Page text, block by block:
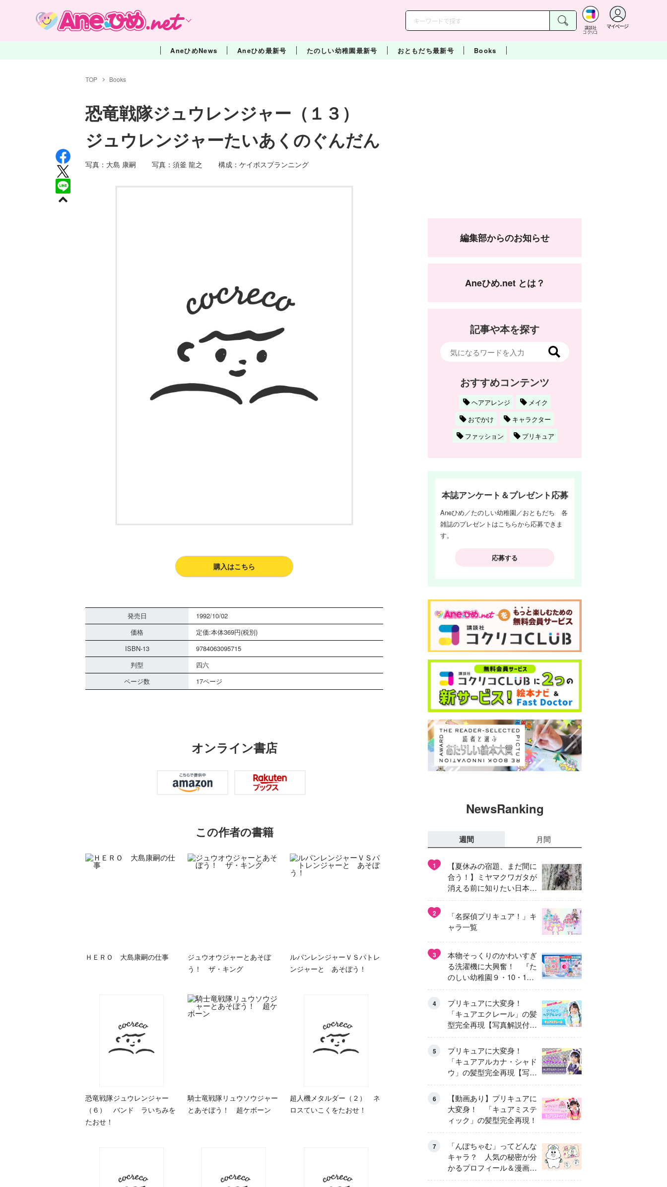
講談社
コクリコ
マイページ
AneひめNews Aneひめ最新号 たのしい幼稚園最新号 おともだち最新号 Books
TOP Books
恐竜戦隊ジュウレンジャー（１３）
ジュウレンジャーたいあくのぐんだん
写真：大島 康嗣 写真：須釜 龍之 構成：ケイボスプランニング
購入はこちら
発売日
1992/10/02
価格
定価:本体369円(税別)
ISBN-13
9784063095715
判型
四六
ページ数
17ページ
オンライン書店
この作者の書籍
ＨＥＲＯ 大島康嗣の仕事
ジュウオウジャーとあそぼ
う！ ザ・キング
ルパンレンジャーＶＳパトレ
ンジャーと あそぼう！
恐竜戦隊ジュウレンジャー
（６） バンド ラいちみを
たおせ！
騎士竜戦隊リュウソウジャー
とあそぼう！ 超ケボーン
超人機メタルダー（２） ネ
ロスていこくをたおせ！
編集部からのお知らせ
Aneひめ.net とは？
記事や本を探す
おすすめコンテンツ
ヘアアレンジ
メイク
おでかけ
キャラクター
ファッション
プリキュア
本誌アンケート＆プレゼント応募
Aneひめ／たのしい幼稚園／おともだち 各
雑誌のプレゼントはこちらから応募できま
す。
応募する
NewsRanking
週間 月間
1
【夏休みの宿題、まだ間に
合う！】ミヤマクワガタが
消える前に知りたい日本の
異変
2
「名探偵プリキュア！」キ
ャラ一覧
3
本物そっくりのかわいすぎ
る洗濯機に大興奮！ 『た
のしい幼稚園９・10・11
月号』だけのオリジナル付
録「プリキュア くるくる
せんたくき」
4
プリキュアに大変身！
「キュアエクレール」の髪
型完全再現【写真解説付
き】
5
プリキュアに大変身！
「キュアアルカナ・シャド
ウ」の髪型完全再現【写真
解説付き】
6
【動画あり】プリキュアに
大変身！ 「キュアミステ
ィック」の髪型完全再現！
7
「んぽちゃむ」ってどんな
キャラ？ 人気の秘密が分
かるプロフィール＆漫画ま
とめ